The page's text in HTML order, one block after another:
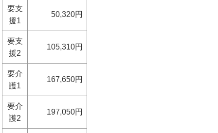
要支
援1
50,320円
要支
援2
105,310円
要介
護1
167,650円
要介
護2
197,050円